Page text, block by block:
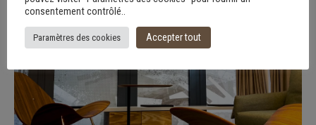
consentement contrôlé..
Paramètres des cookies Accepter tout